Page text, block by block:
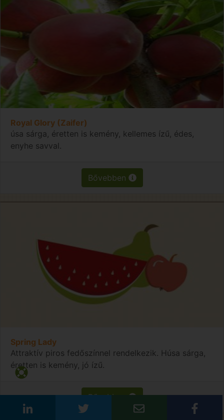
Royal Glory (Zaifer)
úsa sárga, éretten is kemény, kellemes ízű, édes,
enyhe savval.
Bővebben
Spring Lady
Attraktív piros fedőszínnel rendelkezik. Húsa sárga,
éretten is kemény, jó ízű.
Bővebben